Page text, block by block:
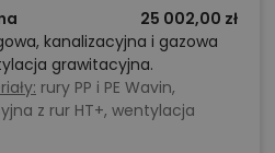
25 002,00 zł
kanalizacyjna i gazowa
grawitacyjna.
rury PP i PE Wavin,
z rur HT+, wentylacja